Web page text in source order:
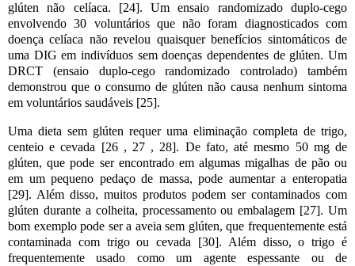
glúten não celíaca. [24]. Um ensaio randomizado duplo-cego
envolvendo 30 voluntários que não foram diagnosticados com
doença celíaca não revelou quaisquer benefícios sintomáticos de
uma DIG em indivíduos sem doenças dependentes de glúten. Um
DRCT (ensaio duplo-cego randomizado controlado) também
demonstrou que o consumo de glúten não causa nenhum sintoma
em voluntários saudáveis ​​[25].
Uma dieta sem glúten requer uma eliminação completa de trigo,
centeio e cevada [26 , 27 , 28]. De fato, até mesmo 50 mg de
glúten, que pode ser encontrado em algumas migalhas de pão ou
em um pequeno pedaço de massa, pode aumentar a enteropatia
[29]. Além disso, muitos produtos podem ser contaminados com
glúten durante a colheita, processamento ou embalagem [27]. Um
bom exemplo pode ser a aveia sem glúten, que frequentemente está
contaminada com trigo ou cevada [30]. Além disso, o trigo é
frequentemente usado como um agente espessante ou de